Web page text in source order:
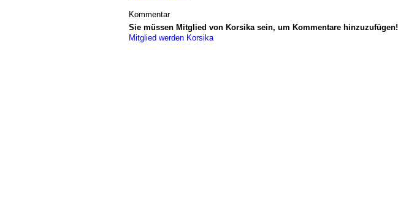
Kommentar
Sie müssen Mitglied von Korsika sein, um Kommentare hinzuzufügen!
Mitglied werden Korsika